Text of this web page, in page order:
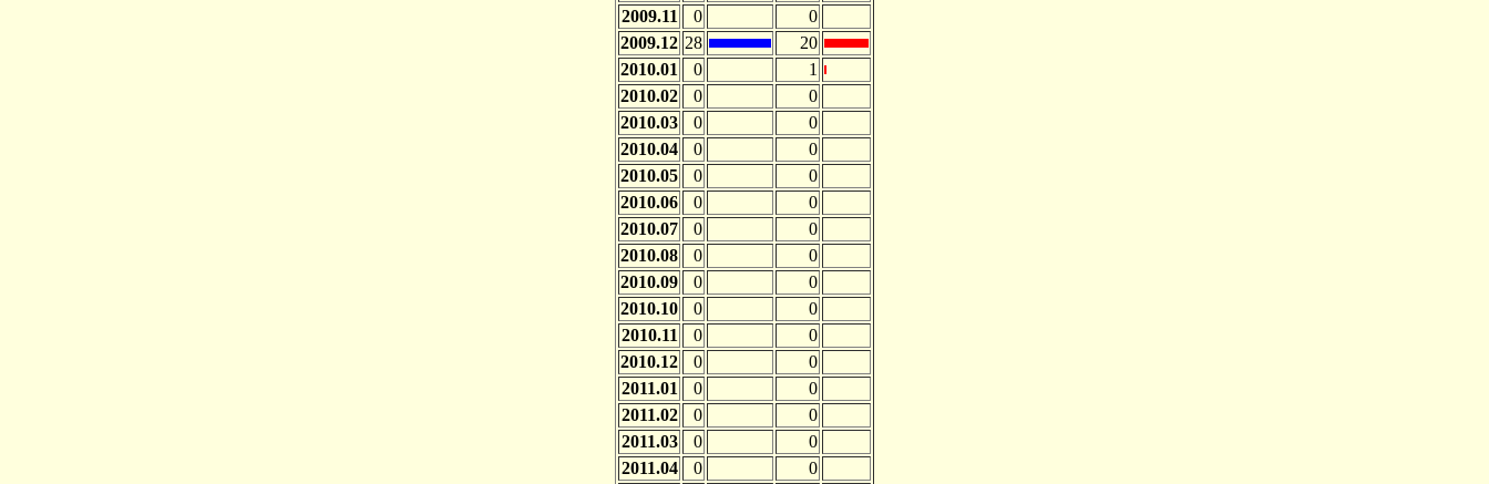
2009.11
0
0
2009.12 28
20
2010.01
0
1
2010.02
0
0
2010.03
0
0
2010.04
0
0
2010.05
0
0
2010.06
0
0
2010.07
0
0
2010.08
0
0
2010.09
0
0
2010.10
0
0
2010.11
0
0
2010.12
0
0
2011.01
0
0
2011.02
0
0
2011.03
0
0
2011.04
0
0